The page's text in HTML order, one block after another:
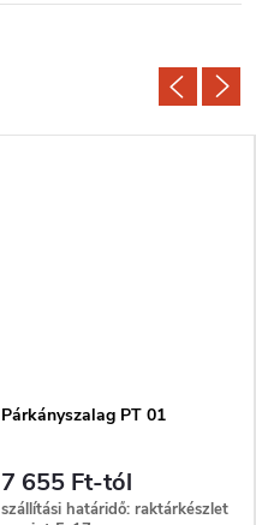
Párkányszalag PT 01
7 655 Ft-tól
szállítási határidő: raktárkészlet